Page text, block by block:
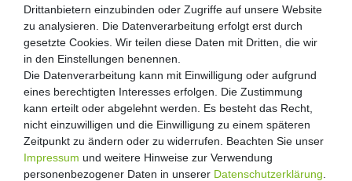
Über uns
Zahlung und Versand
Retouren
Zooheld Blog
Widerrufsrecht
Vertrag widerrufen
Geschäftsbedingungen
Drittanbietern einzubinden oder Zugriffe auf unsere Website
zu analysieren. Die Datenverarbeitung erfolgt erst durch
gesetzte Cookies. Wir teilen diese Daten mit Dritten, die wir
in den Einstellungen benennen.
Die Datenverarbeitung kann mit Einwilligung oder aufgrund
eines berechtigten Interesses erfolgen. Die Zustimmung
kann erteilt oder abgelehnt werden. Es besteht das Recht,
nicht einzuwilligen und die Einwilligung zu einem späteren
Zeitpunkt zu ändern oder zu widerrufen. Beachten Sie unser
Impressum und weitere Hinweise zur Verwendung
personenbezogener Daten in unserer Daten­schutz­erklärung
Drittanbietern einzubinden oder Zugriffe auf unsere Website
zu analysieren. Die Datenverarbeitung erfolgt erst durch
gesetzte Cookies. Wir teilen diese Daten mit Dritten, die wir
in den Einstellungen benennen.
Die Datenverarbeitung kann mit Einwilligung oder aufgrund
eines berechtigten Interesses erfolgen. Die Zustimmung
kann erteilt oder abgelehnt werden. Es besteht das Recht,
nicht einzuwilligen und die Einwilligung zu einem späteren
Zeitpunkt zu ändern oder zu widerrufen. Beachten Sie unser
Impressum und weitere Hinweise zur Verwendung
personenbezogener Daten in unserer Daten­schutz­erklärung